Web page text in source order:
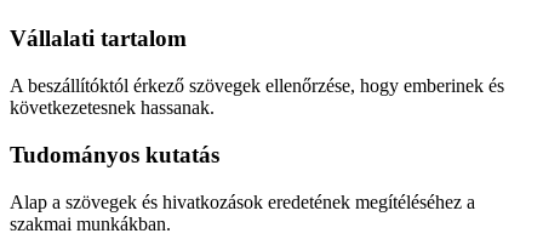
Vállalati tartalom
A beszállítóktól érkező szövegek ellenőrzése, hogy emberinek és
következetesnek hassanak.
Tudományos kutatás
Alap a szövegek és hivatkozások eredetének megítéléséhez a
szakmai munkákban.